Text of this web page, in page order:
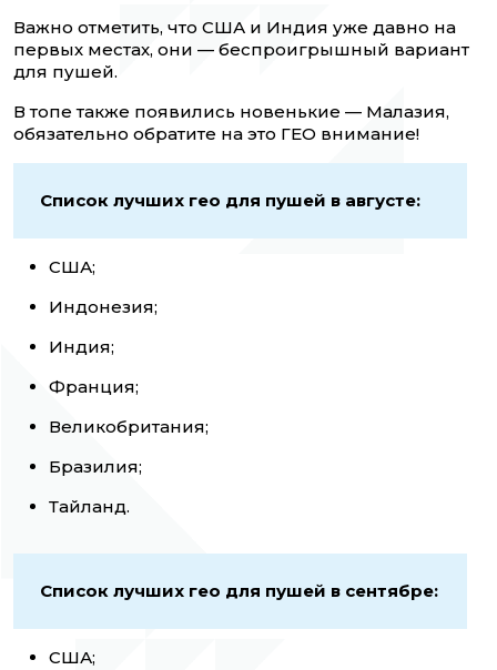
Важно отметить, что США и Индия уже давно на
первых местах, они — беспроигрышный вариант
для пушей.
В топе также появились новенькие — Малазия,
обязательно обратите на это ГЕО внимание!
Список лучших гео для пушей в августе:
США;
Индонезия;
Индия;
Франция;
Великобритания;
Бразилия;
Тайланд.
Список лучших гео для пушей в сентябре:
США;